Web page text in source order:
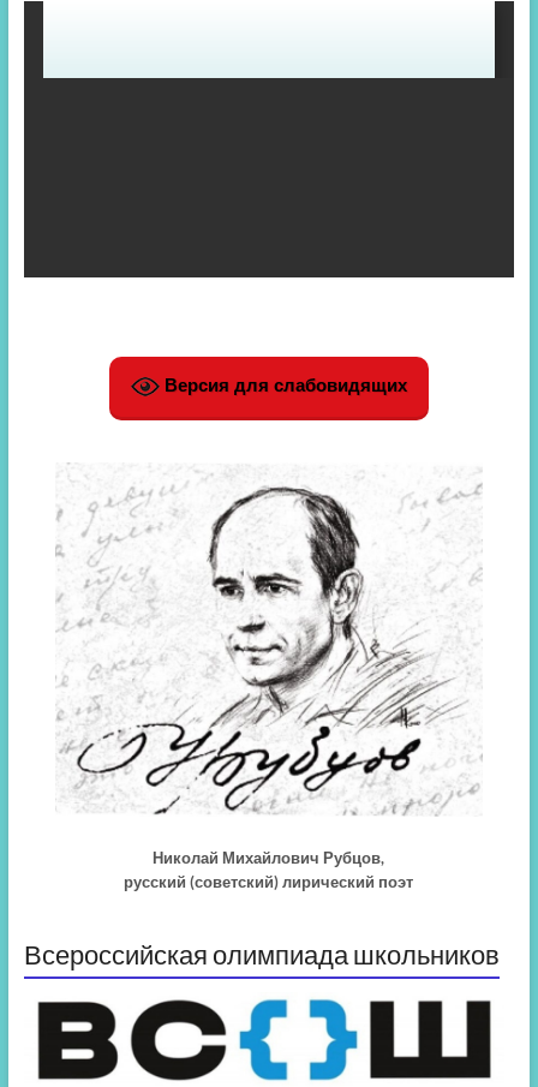
Версия для слабовидящих
Николай Михайлович Рубцов,
русский (советский) лирический поэт
Всероссийская олимпиада школьников